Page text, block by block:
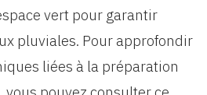
vert pour garantir
pluviales. Pour approfondir
liées à la préparation